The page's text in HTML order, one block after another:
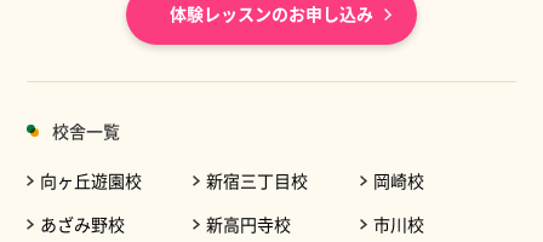
体験レッスンのお申し込み
校舎一覧
向ヶ丘遊園校
あざみ野校
新宿三丁目校
新高円寺校
岡崎校
市川校